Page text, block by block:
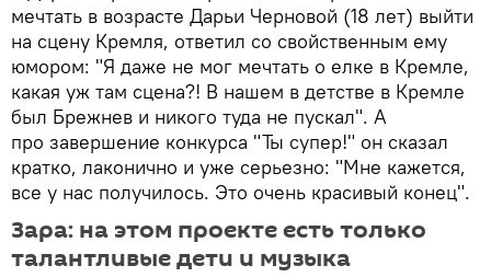
мечтать в возрасте Дарьи Черновой (18 лет) выйти
на сцену Кремля, ответил со свойственным ему
юмором: "Я даже не мог мечтать о елке в Кремле,
какая уж там сцена?! В нашем в детстве в Кремле
был Брежнев и никого туда не пускал". А
про завершение конкурса "Ты супер!" он сказал
кратко, лаконично и уже серьезно: "Мне кажется,
все у нас получилось. Это очень красивый конец".
Зара: на этом проекте есть только
талантливые дети и музыка